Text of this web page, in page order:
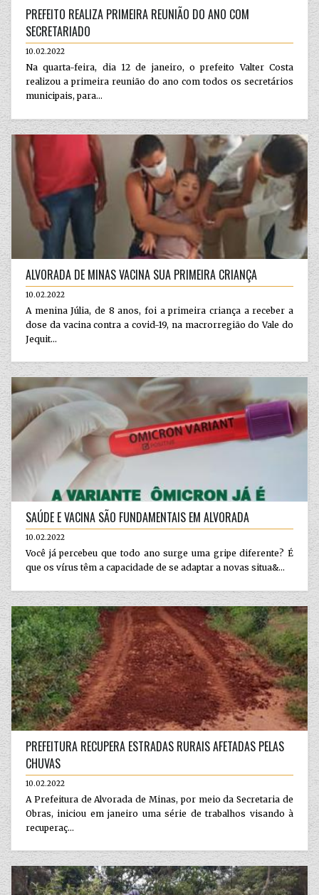
PREFEITO REALIZA PRIMEIRA REUNIÃO DO ANO COM
SECRETARIADO
10.02.2022
Na quarta-feira, dia 12 de janeiro, o prefeito Valter Costa
realizou a primeira reunião do ano com todos os secretários
municipais, para...
ALVORADA DE MINAS VACINA SUA PRIMEIRA CRIANÇA
10.02.2022
A menina Júlia, de 8 anos, foi a primeira criança a receber a
dose da vacina contra a covid-19, na macrorregião do Vale do
Jequit...
SAÚDE E VACINA SÃO FUNDAMENTAIS EM ALVORADA
10.02.2022
Você já percebeu que todo ano surge uma gripe diferente? É
que os vírus têm a capacidade de se adaptar a novas situa&...
PREFEITURA RECUPERA ESTRADAS RURAIS AFETADAS PELAS
CHUVAS
10.02.2022
A Prefeitura de Alvorada de Minas, por meio da Secretaria de
Obras, iniciou em janeiro uma série de trabalhos visando à
recuperaç...